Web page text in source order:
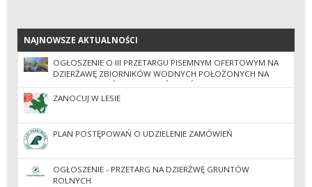
NAJNOWSZE AKTUALNOŚCI
NAJNOWSZE AKTUALNOŚCI
OGŁOSZENIE O III PRZETARGU PISEMNYM OFERTOWYM NA
DZIERŻAWĘ ZBIORNIKÓW WODNYCH POŁOŻONYCH NA
TERENIE NADLEŚNICTWA OLEŚNICA ŚLĄSKA
ZANOCUJ W LESIE
PLAN POSTĘPOWAŃ O UDZIELENIE ZAMÓWIEŃ
OGŁOSZENIE - PRZETARG NA DZIERŻWĘ GRUNTÓW
ROLNYCH